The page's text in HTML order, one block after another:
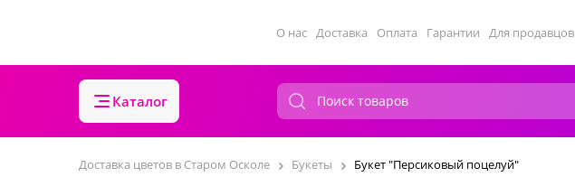
О нас Доставка Оплата Гарантии Для продавцов
Каталог
Доставка цветов в Старом Осколе Букеты Букет "Персиковый поцелуй"